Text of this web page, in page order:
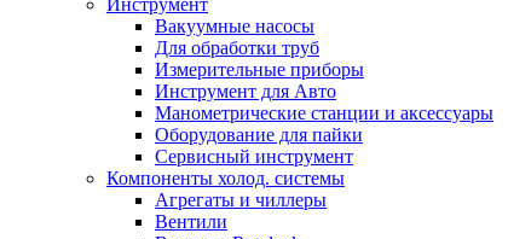
Инструмент
Вакуумные насосы
Для обработки труб
Измерительные приборы
Инструмент для Авто
Манометрические станции и аксессуары
Оборудование для пайки
Сервисный инструмент
Компоненты холод. системы
Агрегаты и чиллеры
Вентили